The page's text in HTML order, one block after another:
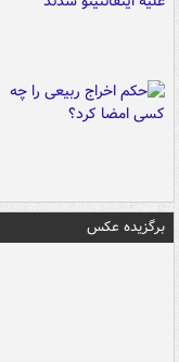
برگزیده عکس